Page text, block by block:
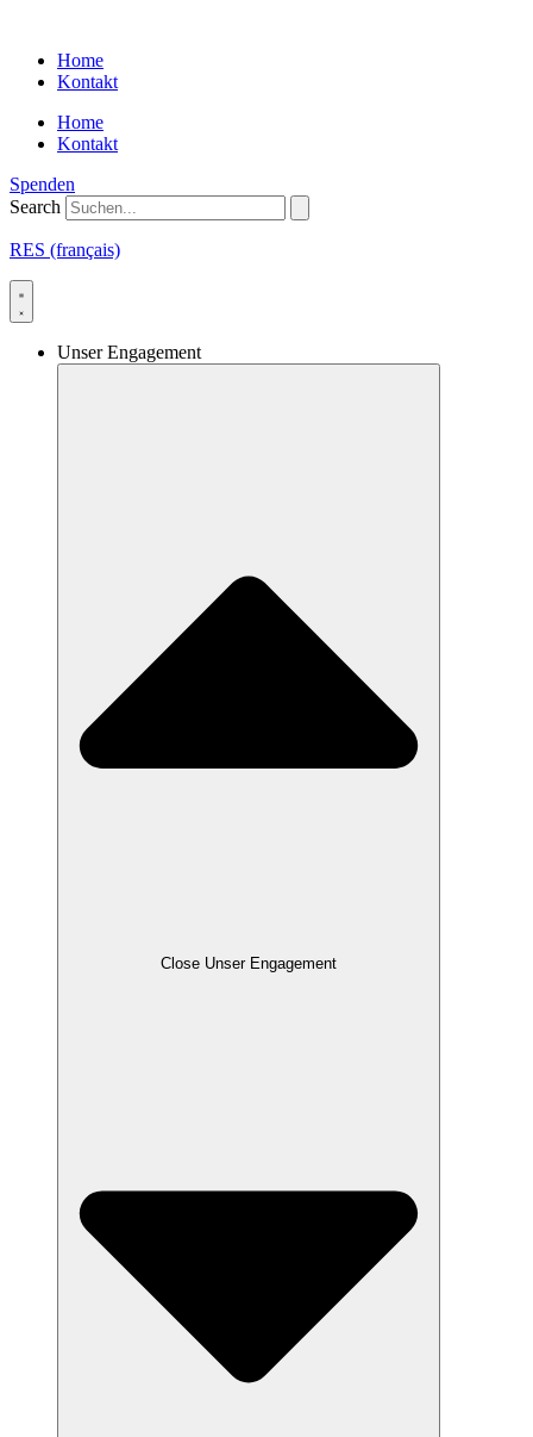
contentHome
Kontakt
Home
Kontakt
Spenden
Search
RES (français)
Unser Engagement
Close Unser Engagement